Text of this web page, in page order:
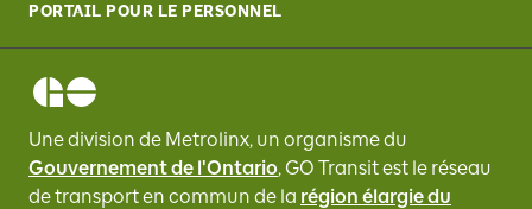
PORTAIL POUR LE PERSONNEL
Une division de Metrolinx, un organisme du
Gouvernement de l'Ontario, GO Transitest le réseau
de transport en commun de la région élargie du